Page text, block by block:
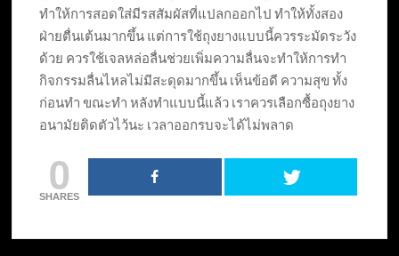
ทำให้การสอดใส่มีรสสัมผัสที่แปลกออกไป ทำให้ทั้งสอง
ฝ่ายตื่นเต้นมากขึ้น แต่การใช้ถุงยางแบบนี้ควรระมัดระวัง
ด้วย ควรใช้เจลหล่อลื่นช่วยเพิ่มความลื่นจะทำให้การทำ
กิจกรรมลื่นไหลไม่มีสะดุดมากขึ้น เห็นข้อดี ความสุข ทั้ง
ก่อนทำ ขณะทำ หลังทำแบบนี้แล้ว เราควรเลือกซื้อถุงยาง
อนามัยติดตัวไว้นะ เวลาออกรบจะได้ไม่พลาด
0
SHARES